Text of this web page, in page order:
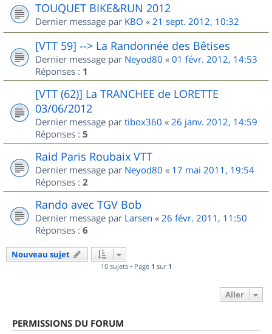
TOUQUET BIKE&RUN 2012
Dernier message par KBO « 21 sept. 2012, 10:32
[VTT 59] --> La Randonnée des Bêtises
Dernier message par Neyod80 « 01 févr. 2012, 14:53
Réponses : 1
[VTT (62)] La TRANCHEE de LORETTE
03/06/2012
Dernier message par tibox360 « 26 janv. 2012, 14:59
Réponses : 5
Raid Paris Roubaix VTT
Dernier message par Neyod80 « 17 mai 2011, 19:54
Réponses : 2
Rando avec TGV Bob
Dernier message par Larsen « 26 févr. 2011, 11:50
Réponses : 6
Nouveau sujet
10 sujets • Page 1 sur 1
Aller
PERMISSIONS DU FORUM